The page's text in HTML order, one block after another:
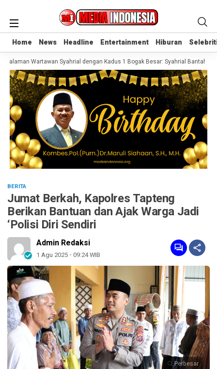
Home News Headline Entertainment Hiburan
Home News Headline Entertainment Hiburan
Wartawan Syahrial dengan Kadus 1 Bogak Besar: Syahrial Bantah
BERITA
Jumat Berkah, Kapolres Tapteng
Berikan Bantuan dan Ajak Warga Jadi
‘Polisi Diri Sendiri
Admin Redaksi
1 Agu 2025 - 09:24 WIB
Perbesar